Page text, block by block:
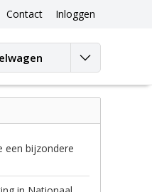
Contact Inloggen
een bijzondere